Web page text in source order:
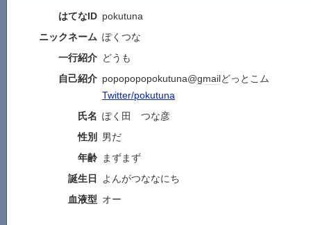
はてなID pokutuna
ニックネーム ぽくつな
一行紹介 どうも
自己紹介 popopopopokutuna@gmailどっとこム
Twitter/pokutuna
氏名 ぽく田 つな彦
性別
男だ
年齢 まずまず
誕生日
よんがつななにち
血液型 オー